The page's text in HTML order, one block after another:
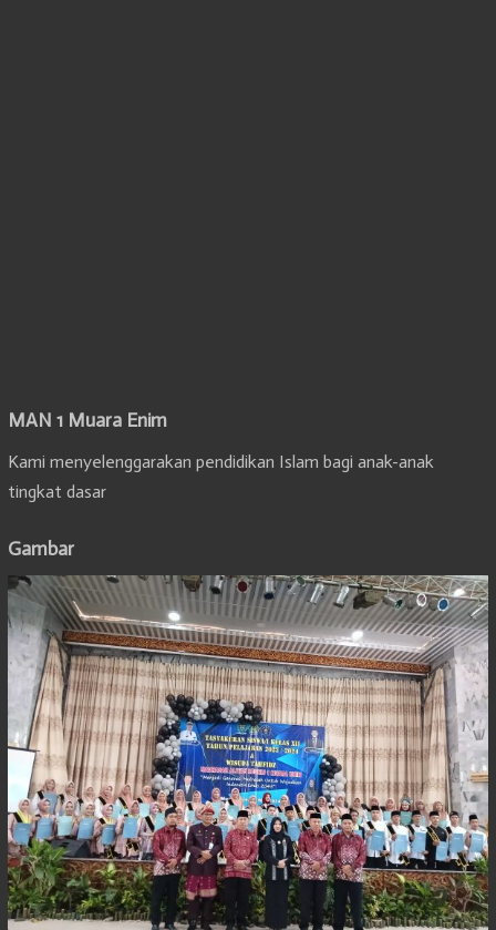
MAN 1 Muara Enim
Kami menyelenggarakan pendidikan Islam bagi anak-anak
tingkat dasar
Gambar